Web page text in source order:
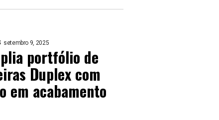
setembro 9, 2025
portfólio de
Duplex com
em acabamento